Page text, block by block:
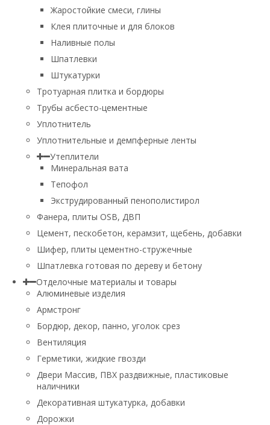
Жаростойкие смеси, глины
Клея плиточные и для блоков
Наливные полы
Шпатлевки
Штукатурки
Тротуарная плитка и бордюры
Трубы асбесто-цементные
Уплотнитель
Уплотнительные и демпферные ленты
Утеплители
Минеральная вата
Тепофол
Экструдированный пенополистирол
Фанера, плиты OSB, ДВП
Цемент, пескобетон, керамзит, щебень, добавки
Шифер, плиты цементно-стружечные
Шпатлевка готовая по дереву и бетону
Отделочные материалы и товары
Алюминевые изделия
Армстронг
Бордюр, декор, панно, уголок срез
Вентиляция
Герметики, жидкие гвозди
Двери Массив, ПВХ раздвижные, пластиковые
наличники
Декоративная штукатурка, добавки
Дорожки